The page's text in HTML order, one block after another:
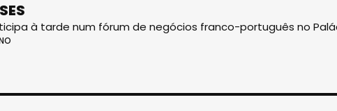
à tarde num fórum de negócios franco-português no